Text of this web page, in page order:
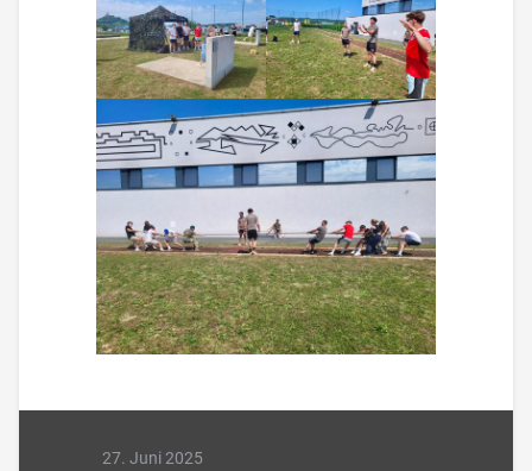
27. Juni 2025